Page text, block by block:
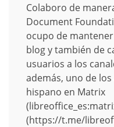
Colaboro de
Document
ocupo de
blog y también de
usuarios a los
además, uno de
hispano en Matrix
(https://t.me/